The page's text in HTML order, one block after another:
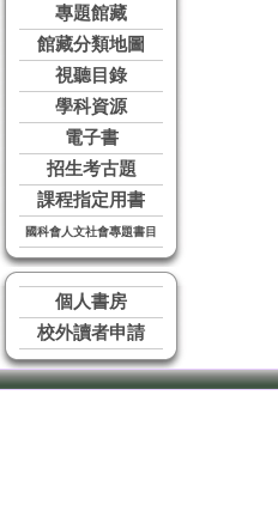
專題館藏
館藏分類地圖
視聽目錄
學科資源
電子書
招生考古題
課程指定用書
國科會人文社會專題書目
個人書房
校外讀者申請